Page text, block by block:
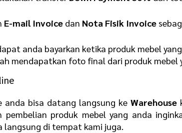
E-mail Invoice dan Nota Fisik Invoice
anda bayarkan ketika produk mebel
mendapatkan foto final dari produk mebel
anda bisa datang langsung keWarehouse
pembelian produk mebel yang anda
langsung di tempat kami juga.